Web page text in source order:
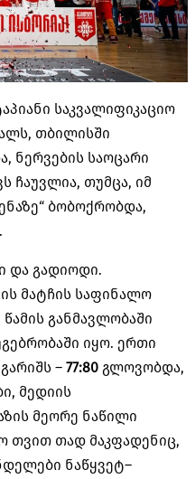
საკვალიფიკაციო
, თბილისში
, ნერვების საოცარი
ჩაუვლია, თუმცა, იმ
“ ბობოქრობდა,
.
და გადიოდი.
მატჩის საფინალო
განმავლობაში
იყო. ერთი
– 77:80 გლოვობდა,
, მედიის
მეორე ნაწილი
თვით თად მაკფადენიც,
ნაწყვეტ–